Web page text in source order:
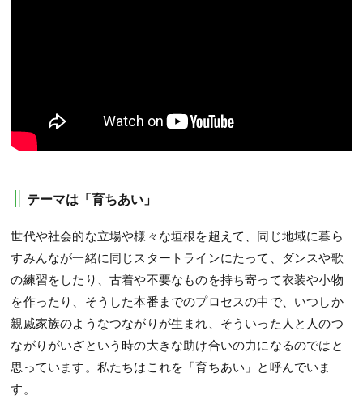
テーマは「育ちあい」
世代や社会的な立場や様々な垣根を超えて、同じ地域に暮ら
すみんなが一緒に同じスタートラインにたって、ダンスや歌
の練習をしたり、古着や不要なものを持ち寄って衣装や小物
を作ったり、そうした本番までのプロセスの中で、いつしか
親戚家族のようなつながりが生まれ、そういった人と人のつ
ながりがいざという時の大きな助け合いの力になるのではと
思っています。私たちはこれを「育ちあい」と呼んでいま
す。